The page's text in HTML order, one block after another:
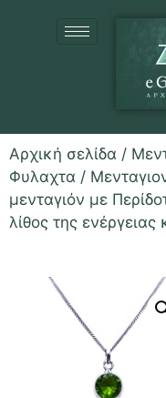
Αρχική σελίδα /
Φυλαχτα /
μενταγιόν με
λίθος της